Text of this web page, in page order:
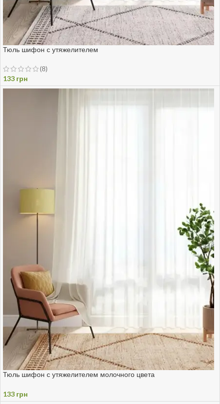
Тюль шифон с утяжелителем
(8)
133 грн
Тюль шифон с утяжелителем молочного цвета
133 грн